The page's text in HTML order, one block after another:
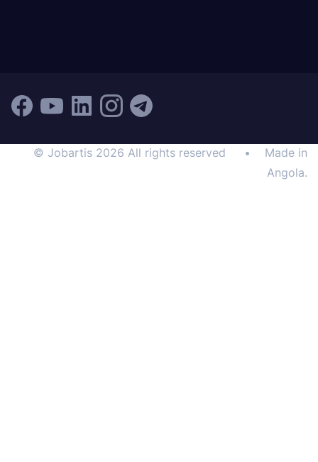
© Jobartis 2026 All rights reserved •
Made in
Angola.